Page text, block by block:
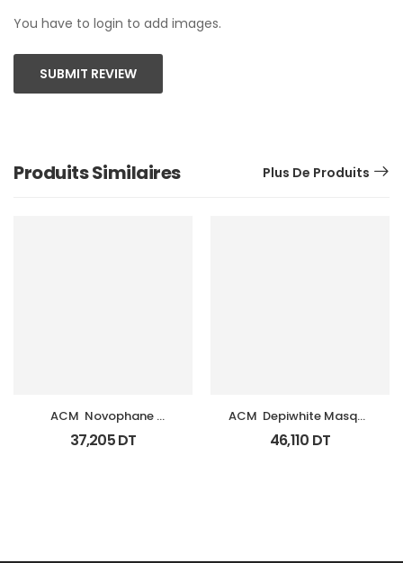
You have to login to add images.
SUBMIT REVIEW
Produits Similaires Plus De Produits
ACM  Novophane
Shampooing Sebo
Regulateur 200Ml
37,205DT
ACM  Depiwhite Masque
Tb 40Ml
46,110 DT